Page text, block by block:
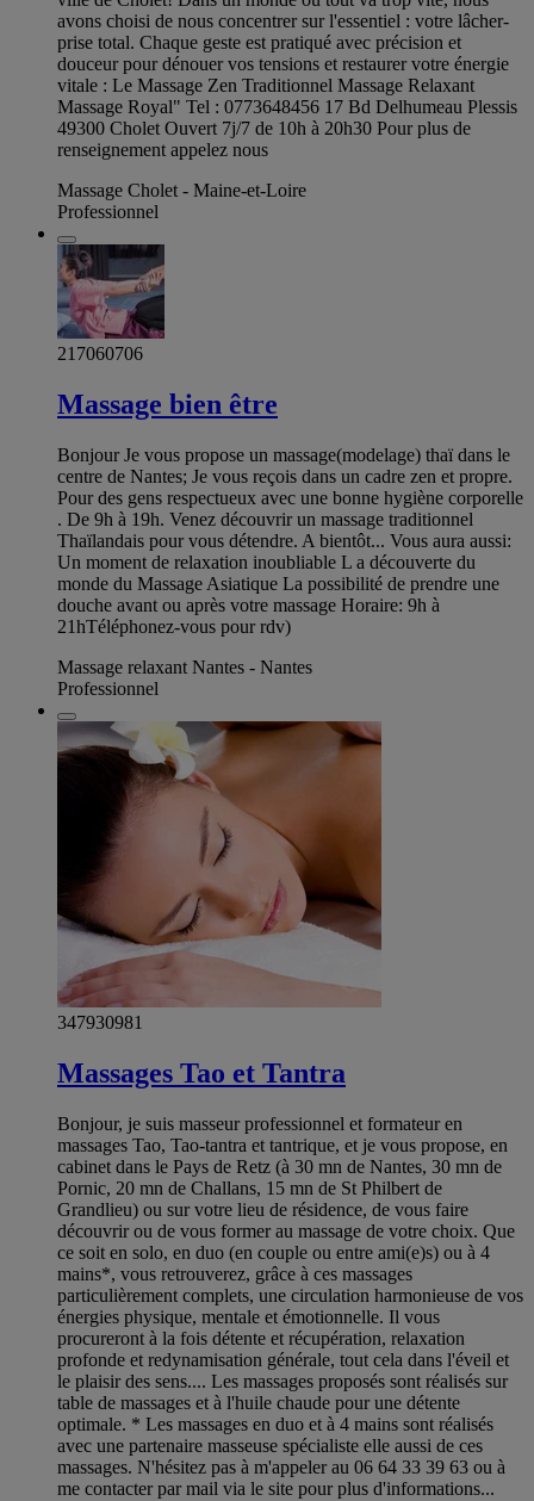
avons choisi de nous concentrer sur l'essentiel : votre lâcher-
prise total. Chaque geste est pratiqué avec précision et
douceur pour dénouer vos tensions et restaurer votre énergie
vitale : Le Massage Zen Traditionnel Massage Relaxant
Massage Royal" Tel : 0773648456 17 Bd Delhumeau Plessis
49300 Cholet Ouvert 7j/7 de 10h à 20h30 Pour plus de
renseignement appelez nous
Massage Cholet - Maine-et-Loire
Professionnel
217060706
Massage bien être
Bonjour Je vous propose un massage(modelage) thaï dans le
centre de Nantes; Je vous reçois dans un cadre zen et propre.
Pour des gens respectueux avec une bonne hygiène corporelle
. De 9h à 19h. Venez découvrir un massage traditionnel
Thaïlandais pour vous détendre. A bientôt... Vous aura aussi:
Un moment de relaxation inoubliable L a découverte du
monde du Massage Asiatique La possibilité de prendre une
douche avant ou après votre massage Horaire: 9h à
21hTéléphonez-vous pour rdv)
Massage relaxant Nantes - Nantes
Professionnel
347930981
Massages Tao et Tantra
Bonjour, je suis masseur professionnel et formateur en
massages Tao, Tao-tantra et tantrique, et je vous propose, en
cabinet dans le Pays de Retz (à 30 mn de Nantes, 30 mn de
Pornic, 20 mn de Challans, 15 mn de St Philbert de
Grandlieu) ou sur votre lieu de résidence, de vous faire
découvrir ou de vous former au massage de votre choix. Que
ce soit en solo, en duo (en couple ou entre ami(e)s) ou à 4
mains*, vous retrouverez, grâce à ces massages
particulièrement complets, une circulation harmonieuse de vos
énergies physique, mentale et émotionnelle. Il vous
procureront à la fois détente et récupération, relaxation
profonde et redynamisation générale, tout cela dans l'éveil et
le plaisir des sens.... Les massages proposés sont réalisés sur
table de massages et à l'huile chaude pour une détente
optimale. * Les massages en duo et à 4 mains sont réalisés
avec une partenaire masseuse spécialiste elle aussi de ces
massages. N'hésitez pas à m'appeler au 06 64 33 39 63 ou à
me contacter par mail via le site pour plus d'informations...